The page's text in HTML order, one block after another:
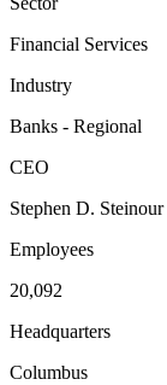
Financial Services
Industry
Banks - Regional
CEO
Stephen D. Steinour
Employees
20,092
Headquarters
Columbus